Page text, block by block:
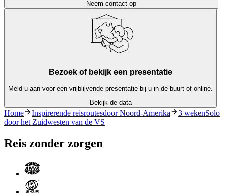
Neem contact op
Bezoek of bekijk een presentatie
Meld u aan voor een vrijblijvende presentatie bij u in de buurt of online.
Bekijk de data
Home Inspirerende reisroutesdoor Noord-Amerika
3 wekenSolo
door het Zuidwesten van de VS
Reis zonder zorgen